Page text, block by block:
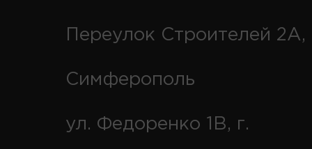
Переулок Строителей 2А,
Симферополь
ул. Федоренко 1В, г.